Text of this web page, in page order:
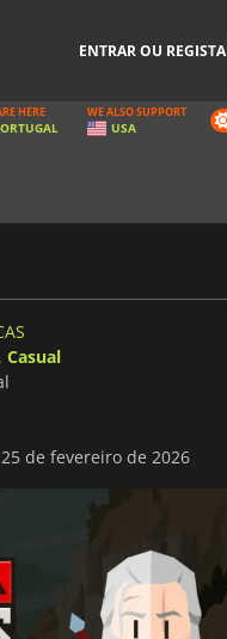
ENTRAR OU
HERE WE ALSO SUPPORT
USA
Casual
de fevereiro de 2026